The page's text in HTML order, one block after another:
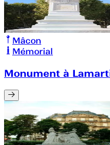
Mâcon
Mémorial
Monument à